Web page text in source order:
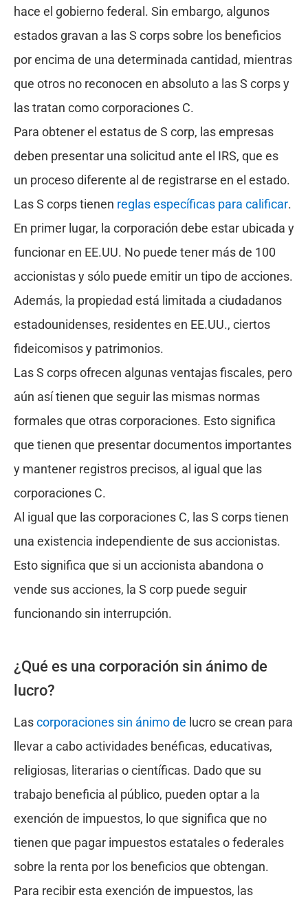
hace el gobierno federal. Sin embargo, algunos
estados gravan a las S corps sobre los beneficios
por encima de una determinada cantidad, mientras
que otros no reconocen en absoluto a las S corps y
las tratan como corporaciones C.
Para obtener el estatus de S corp, las empresas
deben presentar una solicitud ante el IRS, que es
un proceso diferente al de registrarse en el estado.
Las S corps tienen reglas específicas para calificar.
En primer lugar, la corporación debe estar ubicada y
funcionar en EE.UU. No puede tener más de 100
accionistas y sólo puede emitir un tipo de acciones.
Además, la propiedad está limitada a ciudadanos
estadounidenses, residentes en EE.UU., ciertos
fideicomisos y patrimonios.
Las S corps ofrecen algunas ventajas fiscales, pero
aún así tienen que seguir las mismas normas
formales que otras corporaciones. Esto significa
que tienen que presentar documentos importantes
y mantener registros precisos, al igual que las
corporaciones C.
Al igual que las corporaciones C, las S corps tienen
una existencia independiente de sus accionistas.
Esto significa que si un accionista abandona o
vende sus acciones, la S corp puede seguir
funcionando sin interrupción.
¿Qué es una corporación sin ánimo de
lucro?
Lascorporaciones sin ánimo de lucro se crean para
llevar a cabo actividades benéficas, educativas,
religiosas, literarias o científicas. Dado que su
trabajo beneficia al público, pueden optar a la
exención de impuestos, lo que significa que no
tienen que pagar impuestos estatales o federales
sobre la renta por los beneficios que obtengan.
Para recibir esta exención de impuestos, las